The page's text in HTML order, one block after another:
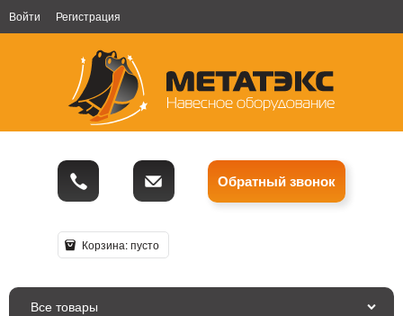
Войти Регистрация
Обратный звонок
Корзина:пусто
Все товары